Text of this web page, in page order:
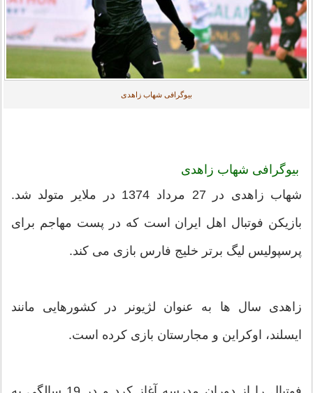
بیوگرافی شهاب زاهدی
بیوگرافی شهاب زاهدی
شهاب زاهدی در 27 مرداد 1374 در ملایر متولد شد.
بازیکن فوتبال اهل ایران است که در پست مهاجم برای
پرسپولیس لیگ برتر خلیج فارس بازی می کند.
زاهدی سال ها به عنوان لژیونر در کشورهایی مانند
ایسلند، اوکراین و مجارستان بازی کرده است.